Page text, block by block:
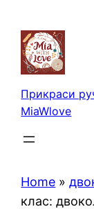
вмісту
Прикраси
MiaWlove
Home »
клас: